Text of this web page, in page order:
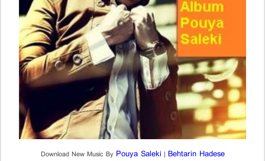
Download New Music By Pouya Saleki | Behtarin Hadese